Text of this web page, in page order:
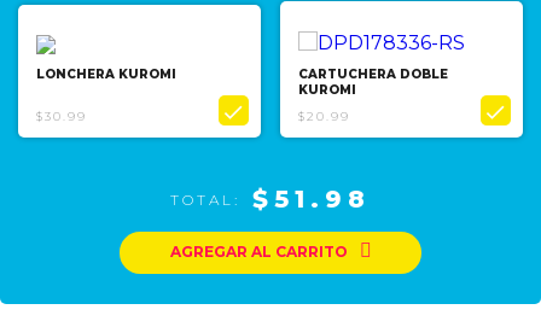
LONCHERA KUROMI
$30.99 
CARTUCHERA DOBLE
KUROMI
$20.99

TOTAL: $51.98
AGREGAR AL CARRITO 